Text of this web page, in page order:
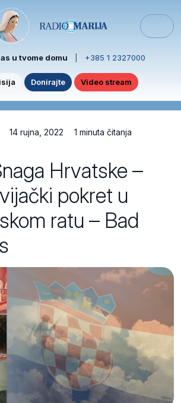
u tvome domu +385 1 2327000
Donirajte Video stream
14 rujna, 2022 1 minuta čitanja
Hrvatske –
pokret u
ratu – Bad